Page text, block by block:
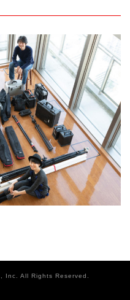
, Inc. All Rights Reserved.